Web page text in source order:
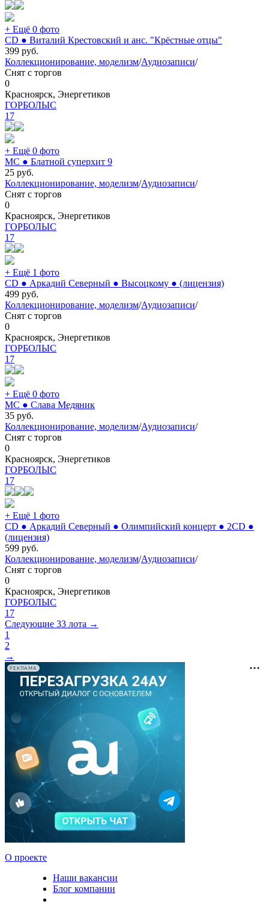
+ Ещё 0 фото
CD ● Виталий Крестовский и анс. "Крёстные отцы"
399 руб.
Коллекционирование, моделизм/Аудиозаписи/
Снят с торгов
0
Красноярск, Энергетиков
ГОРБОЛЫС
17
+ Ещё 0 фото
MC ● Блатной суперхит 9
25 руб.
Коллекционирование, моделизм/Аудиозаписи/
Снят с торгов
0
Красноярск, Энергетиков
ГОРБОЛЫС
17
+ Ещё 1 фото
CD ● Аркадий Северный ● Высоцкому ● (лицензия)
499 руб.
Коллекционирование, моделизм/Аудиозаписи/
Снят с торгов
0
Красноярск, Энергетиков
ГОРБОЛЫС
17
+ Ещё 0 фото
MC ● Слава Медяник
35 руб.
Коллекционирование, моделизм/Аудиозаписи/
Снят с торгов
0
Красноярск, Энергетиков
ГОРБОЛЫС
17
+ Ещё 1 фото
CD ● Аркадий Северный ● Олимпийский концерт ● 2CD ●
(лицензия)
599 руб.
Коллекционирование, моделизм/Аудиозаписи/
Снят с торгов
0
Красноярск, Энергетиков
ГОРБОЛЫС
17
Следующие 33 лота →
1
2
→
РЕКЛАМА
О проекте
Наши вакансии
Блог компании